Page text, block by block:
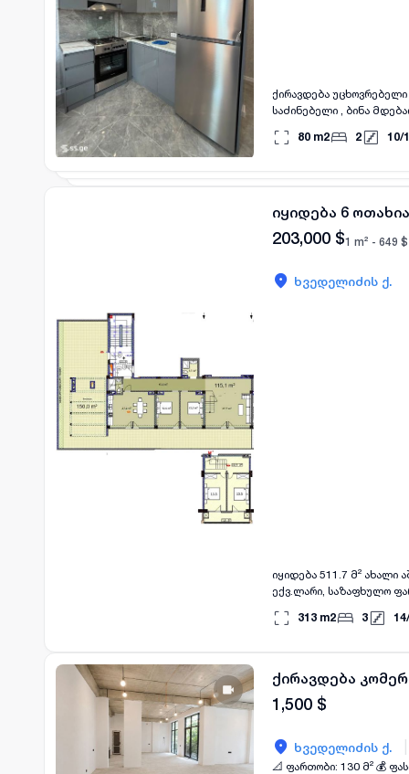
ქირავდება
საძინებელი , ბინა
დამიკავშირდით.
80 m2 2 10/
იყიდება 6
203,000 $1 m² - 649 $
ხვედელიძის ქ.
იყიდება 511.7 მ² ახალი
ექვ.ლარი, საზაფხულო
ქალაქის
313 m2 3 14/
ქირავდება
1,500 $
ხვედელიძის ქ.
📐 ფართობი: 130 მ² 💰 ფასი: 1,500 $/თვეში ობიექტის